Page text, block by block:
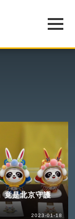
竟是北京守護
2023-01-18